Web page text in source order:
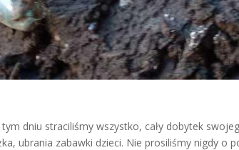
dniu straciliśmy wszystko, cały dobytek
ubrania zabawki dzieci. Nie prosiliśmy nigdy o